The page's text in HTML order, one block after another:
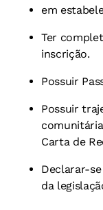
em
Ter
inscrição.
Possuir
Possuir
Carta de
Declarar-
da